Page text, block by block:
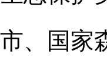
市、国家